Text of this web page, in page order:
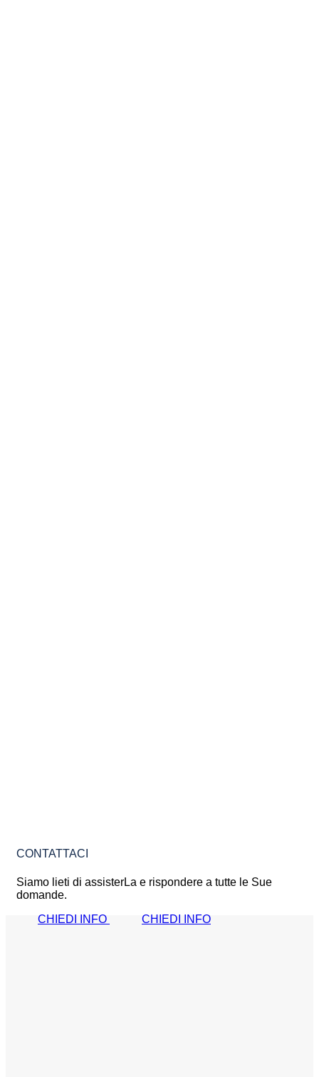
CONTATTACI
Siamo lieti di assisterLa e rispondere a tutte le Sue
domande.
CHIEDI INFO
CHIEDI INFO